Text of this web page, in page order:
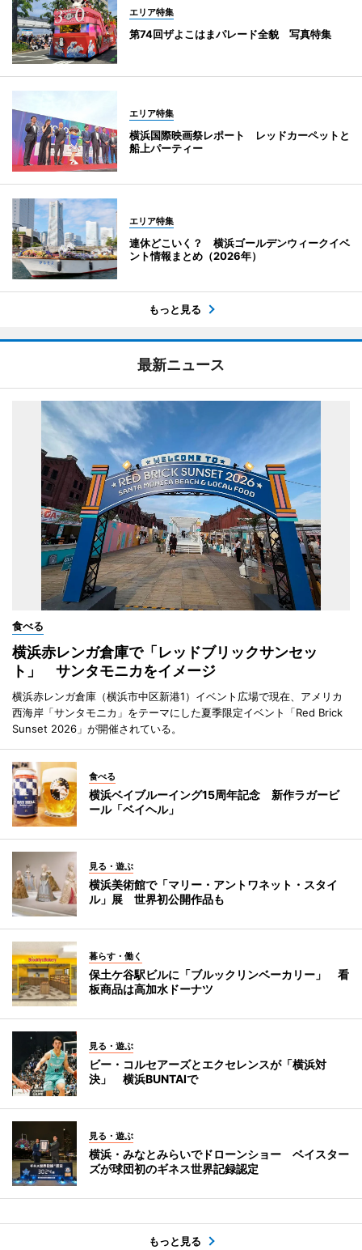
エリア特集
第74回ザよこはまパレード全貌 写真特集
エリア特集
横浜国際映画祭レポート レッドカーペットと
船上パーティー
エリア特集
連休どこいく？ 横浜ゴールデンウィークイベ
ント情報まとめ（2026年）
もっと見る
最新ニュース
食べる
横浜赤レンガ倉庫で「レッドブリックサンセッ
ト」 サンタモニカをイメージ
横浜赤レンガ倉庫（横浜市中区新港1）イベント広場で現在、アメリカ
西海岸「サンタモニカ」をテーマにした夏季限定イベント「Red Brick
Sunset 2026」が開催されている。
食べる
横浜ベイブルーイング15周年記念 新作ラガービ
ール「ベイヘル」
見る・遊ぶ
横浜美術館で「マリー・アントワネット・スタイ
ル」展 世界初公開作品も
暮らす・働く
保土ケ谷駅ビルに「ブルックリンベーカリー」 看
板商品は高加水ドーナツ
見る・遊ぶ
ビー・コルセアーズとエクセレンスが「横浜対
決」 横浜BUNTAIで
見る・遊ぶ
横浜・みなとみらいでドローンショー ベイスター
ズが球団初のギネス世界記録認定
もっと見る